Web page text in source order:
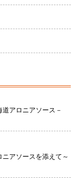
アロニアソース－
アソースを添えて～